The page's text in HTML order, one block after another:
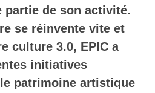
partie de son activité.
se réinvente vite et
culture 3.0, EPIC a
initiatives
patrimoine artistique